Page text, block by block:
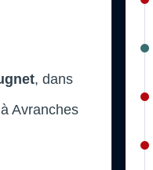
, dans
Avranches